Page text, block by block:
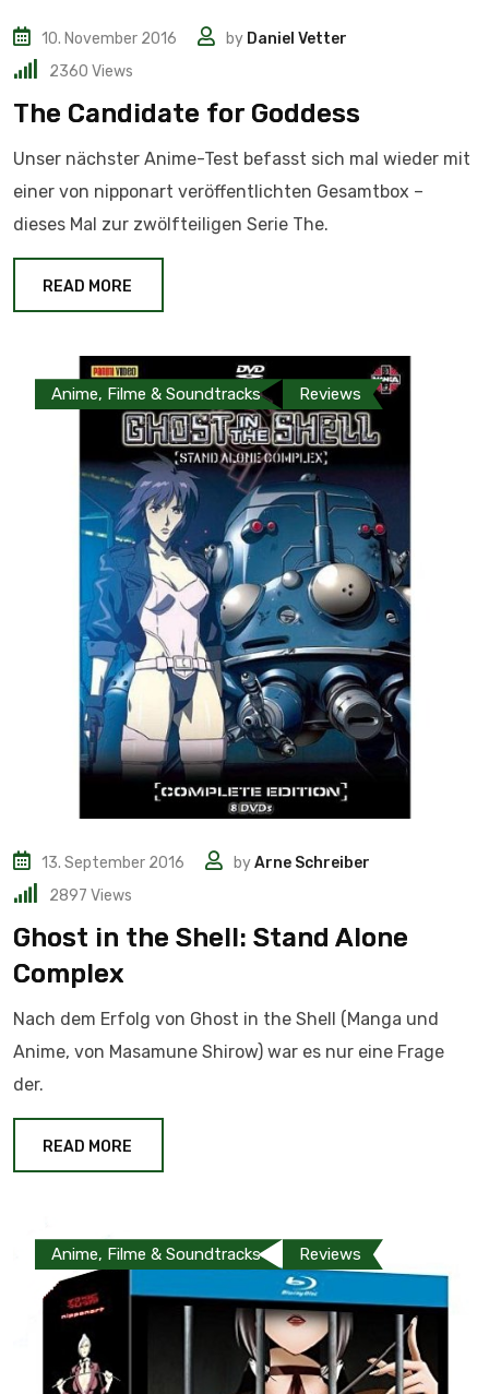
10. November 2016 by Daniel Vetter
2360 Views
The Candidate for Goddess
Unser nächster Anime-Test befasst sich mal wieder mit
einer von nipponart veröffentlichten Gesamtbox –
dieses Mal zur zwölfteiligen Serie The.
READ MORE
Anime, Filme & Soundtracks Reviews
13. September 2016 byArne Schreiber
2897 Views
Ghost in the Shell: Stand Alone
Complex
Nach dem Erfolg von Ghost in the Shell (Manga und
Anime, von Masamune Shirow) war es nur eine Frage
der.
READ MORE
Anime, Filme & Soundtracks Reviews